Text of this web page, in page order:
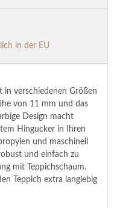
in der EU
in verschiedenen Größen
von 11 mm und das
Design macht
Hingucker in Ihren
und maschinell
und einfach zu
mit Teppichschaum.
Teppich extra langlebig